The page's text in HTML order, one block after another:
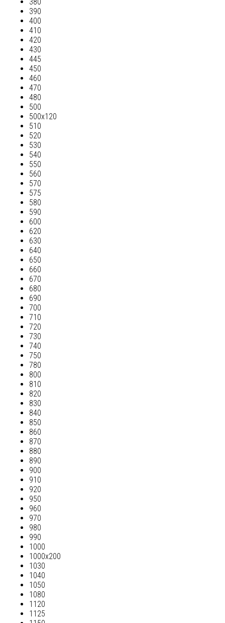
380
390
400
410
420
430
445
450
460
470
480
500
500х120
510
520
530
540
550
560
570
575
580
590
600
620
630
640
650
660
670
680
690
700
710
720
730
740
750
780
800
810
820
830
840
850
860
870
880
890
900
910
920
950
960
970
980
990
1000
1000х200
1030
1040
1050
1080
1120
1125